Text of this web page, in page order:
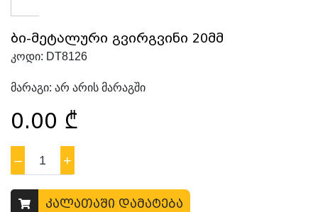
ბი-მეტალური გვირგვინი 20მმ
კოდი: DT8126
მარაგი: არ არის მარაგში
0.00 ₾
– 1 +
კალათაში დამატება